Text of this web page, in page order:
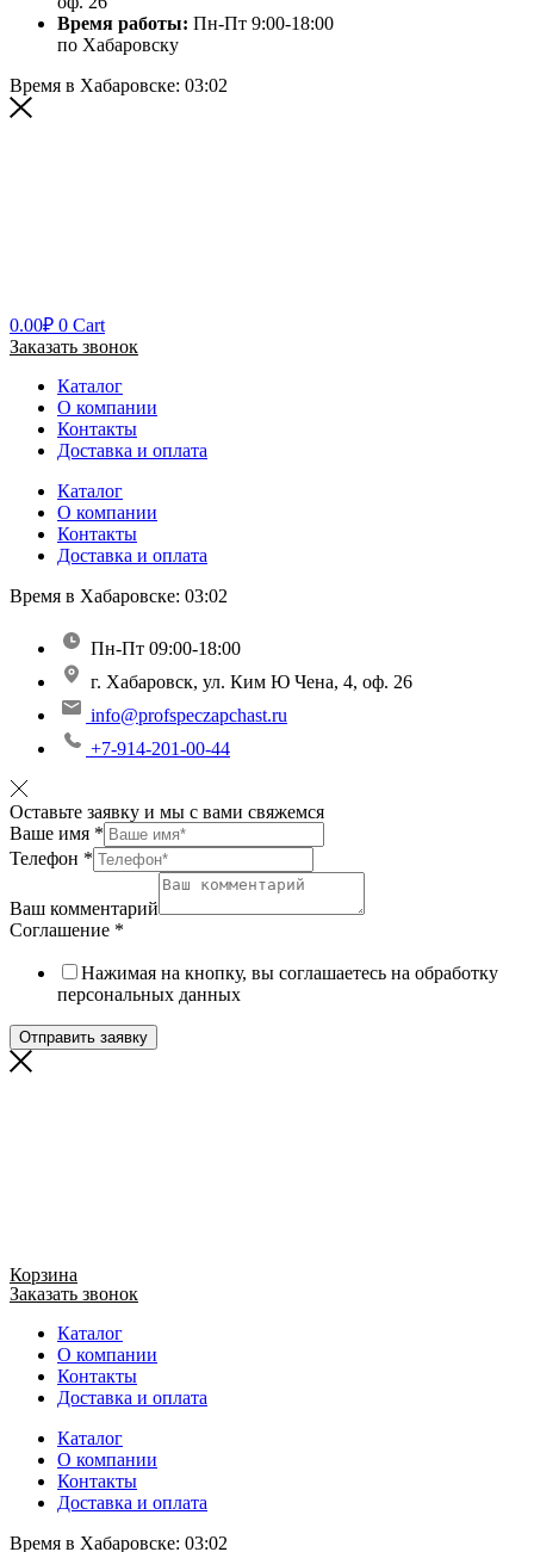
Время работы: Пн-Пт 9:00-18:00
по Хабаровску
Время в Хабаровске: 03:02
0.00₽ 0 Cart
Заказать звонок
Каталог
О компании
Контакты
Доставка и оплата
Каталог
О компании
Контакты
Доставка и оплата
Время в Хабаровске: 03:02
Пн-Пт 09:00-18:00
г. Хабаровск, ул. Ким Ю Чена, 4, оф. 26
info@profspeczapchast.ru
+7-914-201-00-44
Оставьте заявку и мы с вами свяжемся
Ваше имя *
Телефон *
Ваш комментарий
Соглашение *
Нажимая на кнопку, вы соглашаетесь на обработку
персональных данных
Отправить заявку
Корзина
Заказать звонок
Каталог
О компании
Контакты
Доставка и оплата
Каталог
О компании
Контакты
Доставка и оплата
Время в Хабаровске: 03:02